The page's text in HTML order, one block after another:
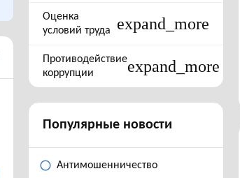
Оценка
условий труда
expand_more
Противодействие
коррупции
expand_more
Популярные новости
Антимошенничество